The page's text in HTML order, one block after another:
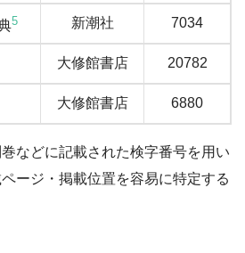
5 新潮社 7034
大修館書店 20782
大修館書店 6880
などに記載された検字番号を用い
ージ・掲載位置を容易に特定する